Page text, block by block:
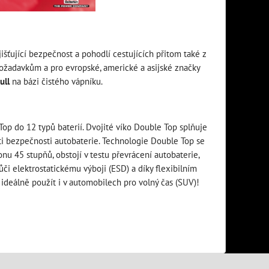
bezpečnost a pohodlí cestujících přitom také z
a pro evropské, americké a asijské značky
na bázi čistého vápníku.
do 12 typů baterií. Dvojité víko Double Top splňuje
autobaterie. Technologie Double Top se
45 stupňů, obstojí v testu převrácení autobaterie,
elektrostatickému výboji (ESD) a díky flexibilním
použít i v automobilech pro volný čas (SUV)!